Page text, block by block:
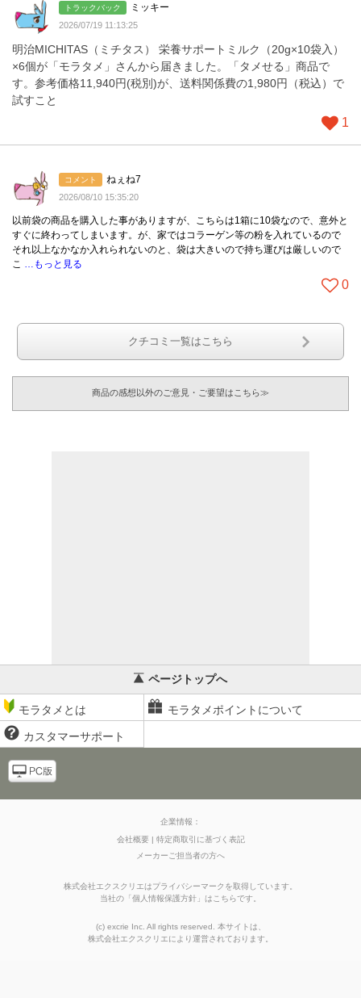
トラックバック ミッキー
2026/07/19 11:13:25
明治MICHITAS（ミチタス） 栄養サポートミルク（20g×10袋入）
×6個が「モラタメ」さんから届きました。「タメせる」商品で
す。参考価格11,940円(税別)が、送料関係費の1,980円（税込）で
試すこと
1
コメント ねぇね7
2026/08/10 15:35:20
以前袋の商品を購入した事がありますが、こちらは1箱に10袋なので、意外と
すぐに終わってしまいます。が、家ではコラーゲン等の粉を入れているので
それ以上なかなか入れられないのと、袋は大きいので持ち運びは厳しいので
こ …もっと見る
0
クチコミ一覧はこちら
商品の感想以外のご意見・ご要望はこちら≫
ページトップへ
モラタメとは モラタメポイントについて
カスタマーサポート
企業情報：
会社概要
特定商取引に基づく表記
メーカーご担当者の方へ
株式会社エクスクリエはプライバシーマークを取得しています。
当社の 「個人情報保護方針 」はこちらです。
(c) excrie Inc. All rights reserved. 本サイトは、
株式会社エクスクリエにより運営されております。